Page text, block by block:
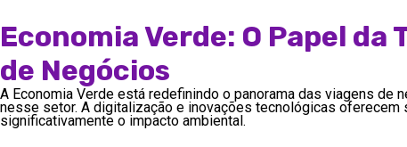
Economia Verde: O Papel
de Negócios
A Economia Verde está redefinindo o panorama das viagens
nesse setor. A digitalização e inovações tecnológicas
significativamente o impacto ambiental.